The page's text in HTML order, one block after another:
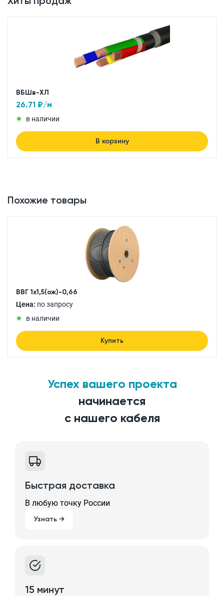
ВБШв-ХЛ
26.71 ₽/м
в наличии
В корзину
Похожие товары
ВВГ 1x1,5(ож)-0,66
Цена: по запросу
в наличии
Купить
Успех вашего проекта
начинается
с нашего кабеля
Быстрая доставка
В любую точку России
Узнать →
15 минут